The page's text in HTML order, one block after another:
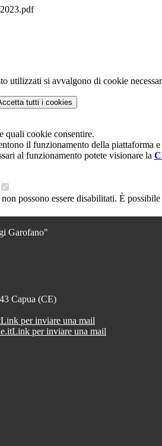
utilizzati si avvalgono di cookie
tutti i cookies
quali cookie consentire.
il funzionamento della piattaforma
al funzionamento potete visionare la
possono essere disabilitati. È
Garofano"
Capua (CE)
Link per inviare una mail
Link per inviare una mail